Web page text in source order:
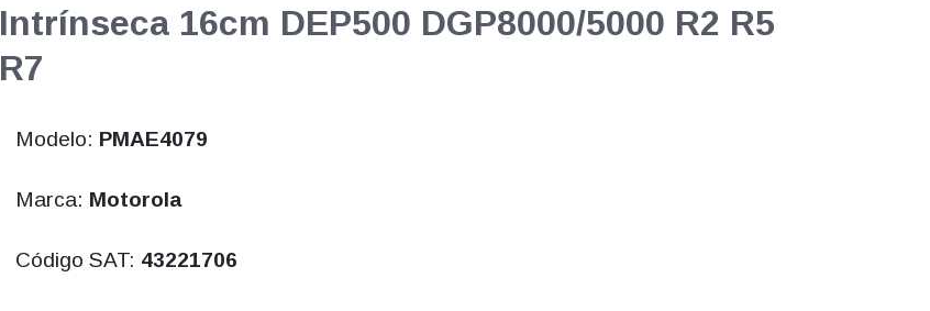
Intrínseca 16cm DEP500 DGP8000/5000 R2 R5
R7
Modelo: PMAE4079
Marca: Motorola
Código SAT: 43221706